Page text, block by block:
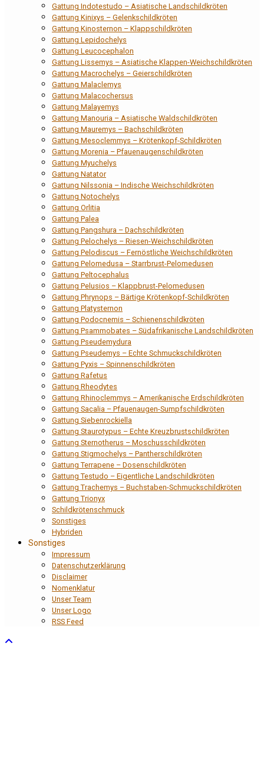
Gattung Indotestudo – Asiatische Landschildkröten
Gattung Kinixys – Gelenkschildkröten
Gattung Kinosternon – Klappschildkröten
Gattung Lepidochelys
Gattung Leucocephalon
Gattung Lissemys – Asiatische Klappen-Weichschildkröten
Gattung Macrochelys – Geierschildkröten
Gattung Malaclemys
Gattung Malacochersus
Gattung Malayemys
Gattung Manouria – Asiatische Waldschildkröten
Gattung Mauremys – Bachschildkröten
Gattung Mesoclemmys – Krötenkopf-Schildkröten
Gattung Morenia – Pfauenaugenschildkröten
Gattung Myuchelys
Gattung Natator
Gattung Nilssonia – Indische Weichschildkröten
Gattung Notochelys
Gattung Orlitia
Gattung Palea
Gattung Pangshura – Dachschildkröten
Gattung Pelochelys – Riesen-Weichschildkröten
Gattung Pelodiscus – Fernöstliche Weichschildkröten
Gattung Pelomedusa – Starrbrust-Pelomedusen
Gattung Peltocephalus
Gattung Pelusios – Klappbrust-Pelomedusen
Gattung Phrynops – Bärtige Krötenkopf-Schildkröten
Gattung Platysternon
Gattung Podocnemis – Schienenschildkröten
Gattung Psammobates – Südafrikanische Landschildkröten
Gattung Pseudemydura
Gattung Pseudemys – Echte Schmuckschildkröten
Gattung Pyxis – Spinnenschildkröten
Gattung Rafetus
Gattung Rheodytes
Gattung Rhinoclemmys – Amerikanische Erdschildkröten
Gattung Sacalia – Pfauenaugen-Sumpfschildkröten
Gattung Siebenrockiella
Gattung Staurotypus – Echte Kreuzbrustschildkröten
Gattung Sternotherus – Moschusschildkröten
Gattung Stigmochelys – Pantherschildkröten
Gattung Terrapene – Dosenschildkröten
Gattung Testudo – Eigentliche Landschildkröten
Gattung Trachemys – Buchstaben-Schmuckschildkröten
Gattung Trionyx
Schildkrötenschmuck
Sonstiges
Hybriden
Sonstiges
Impressum
Datenschutzerklärung
Disclaimer
Nomenklatur
Unser Team
Unser Logo
RSS Feed